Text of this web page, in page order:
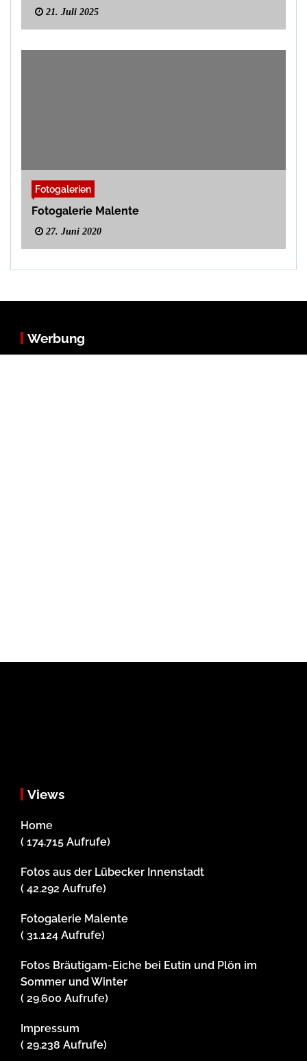
21. Juli 2025
Fotogalerien
Fotogalerie Malente
27. Juni 2020
Werbung
Views
Home
( 174.715 Aufrufe)
Fotos aus der Lübecker Innenstadt
( 42.292 Aufrufe)
Fotogalerie Malente
( 31.124 Aufrufe)
Fotos Bräutigam-Eiche bei Eutin und Plön im
Sommer und Winter
( 29.600 Aufrufe)
Impressum
( 29.238 Aufrufe)